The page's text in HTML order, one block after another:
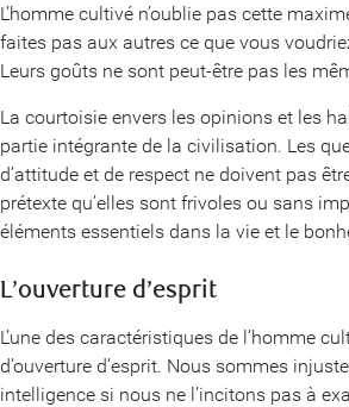
L’homme cultivé n’oublie pas cette
faites pas aux autres ce que vous
Leurs goûts ne sont peut-être pas les
La courtoisie envers les opinions et les
partie intégrante de la civilisation. Les
d’attitude et de respect ne doivent pas
prétexte qu’elles sont frivoles ou sans
éléments essentiels dans la vie et le
L’ouverture d’esprit
L’une des caractéristiques de l’homme
d’ouverture d’esprit. Nous sommes
intelligence si nous ne l’incitons pas à